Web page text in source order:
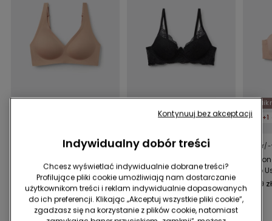
Bezszwowy Natural
89,99 zł
2+1 gratis
9 Kolor/-y
Up Malibù z Koronki z
Recyklingu
84,99 zł
3
Lekko
Full
89,99 zł
Indywidualny dobór treści
Chcesz wyświetlać indywidualnie dobrane treści?
Profilujące pliki cookie umożliwiają nam dostarczanie
użytkownikom treści i reklam indywidualnie dopasowanych
do ich preferencji. Klikając „Akceptuj wszystkie pliki cookie”,
zgadzasz się na korzystanie z plików cookie, natomiast
Kontynuuj bez akceptacji